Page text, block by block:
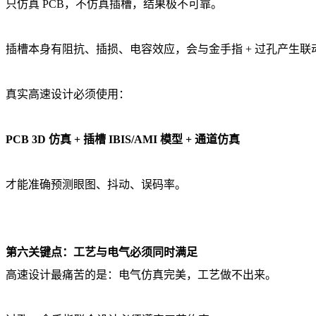
只仿真 PCB，不仿真插槽，结果极不可靠。
插槽本身有阻抗、插损、电容效应，会与金手指 + 过孔产生联
真实高速设计必须使用：
PCB 3D 仿真 + 插槽 IBIS/AMI 模型 + 通道仿真
才能准确预测眼图、抖动、误码率。
第六关键点：工艺与电气必须同时满足
高速设计最痛苦的是：电气仿真完美，工艺做不出来。